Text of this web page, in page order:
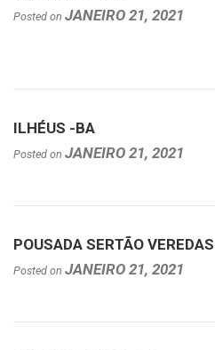
Posted on JANEIRO 21, 2021
ILHÉUS -BA
Posted on JANEIRO 21, 2021
POUSADA SERTÃO
Posted on JANEIRO 21, 2021